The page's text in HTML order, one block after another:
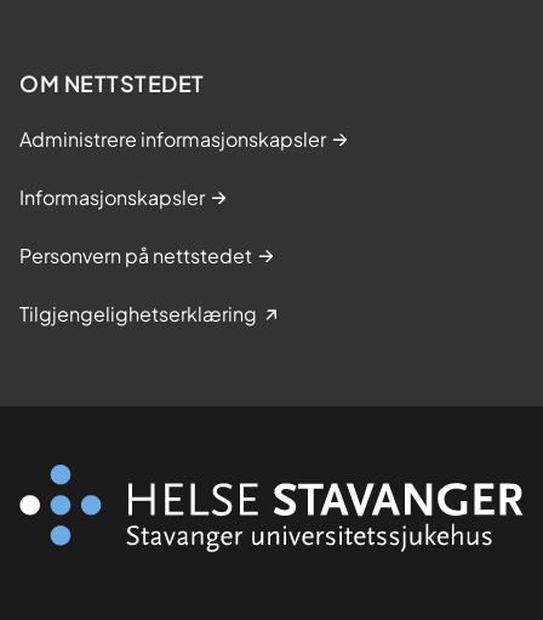
OM NETTSTEDET
Administrere informasjonskapsler
Informasjonskapsler
Personvern på nettstedet
Tilgjengelighetserklæring